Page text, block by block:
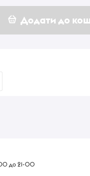
Додати до
до 21-00